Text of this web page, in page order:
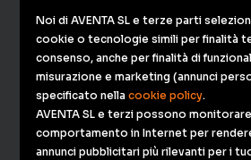
AVENTA SL
La società Aventa SL
per la Meypar SL (Gruppo Oliva Torras
Aparcamientos y Venta de
Noi di AVENTA SL e terze parti
cookie o tecnologie simili per finalità
consenso, anche per finalità di
misurazione e marketing (annunci
specificato nellacookie policy.
AVENTA SL e terzi possono
comportamento in Internet per
annunci pubblicitari più rilevanti per i